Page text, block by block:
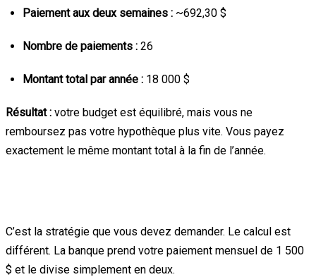
Paiement aux deux semaines : ~692,30 $
Nombre de paiements : 26
Montant total par année : 18 000 $
Résultat : votre budget est équilibré, mais vous ne
remboursez pas votre hypothèque plus vite. Vous payez
exactement le même montant total à la fin de l’année.
C’est la stratégie que vous devez demander. Le calcul est
différent. La banque prend votre paiement mensuel de 1 500
$ et le divise simplement en deux.